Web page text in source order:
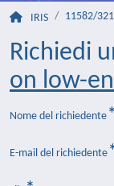
IRIS 11582/
Richiedi
on low-
Nome del richiedente
E-mail del richiedente